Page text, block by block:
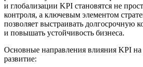
и глобализации KPI становятся не
контроля, а ключевым элементом
позволяет выстраивать долгосрочную
и повышать устойчивость бизнеса.
Основные направления влияния KPI на
развитие: